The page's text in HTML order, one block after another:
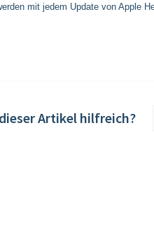
mit jedem Update von Apple
Artikel hilfreich?